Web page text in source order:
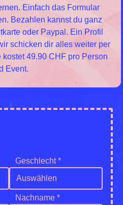
Einfach das Formular
Bezahlen kannst du ganz
oder Paypal. Ein Profil
schicken dir alles weiter per
49.90 CHF pro Person
Event.
Geschlecht *
Auswählen
Nachname *